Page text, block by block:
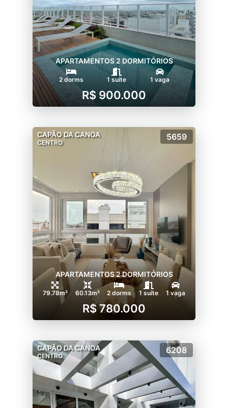
APARTAMENTOS 2 DORMITÓRIOS
2 dorms 1 suíte 1 vaga
R$ 900.000
CAPÃO DA CANOA
CENTRO
5659
APARTAMENTOS 2 DORMITÓRIOS
79.78m² 60.13m² 2 dorms 1 suíte 1 vaga
R$ 780.000
CAPÃO DA CANOA
CENTRO
6208